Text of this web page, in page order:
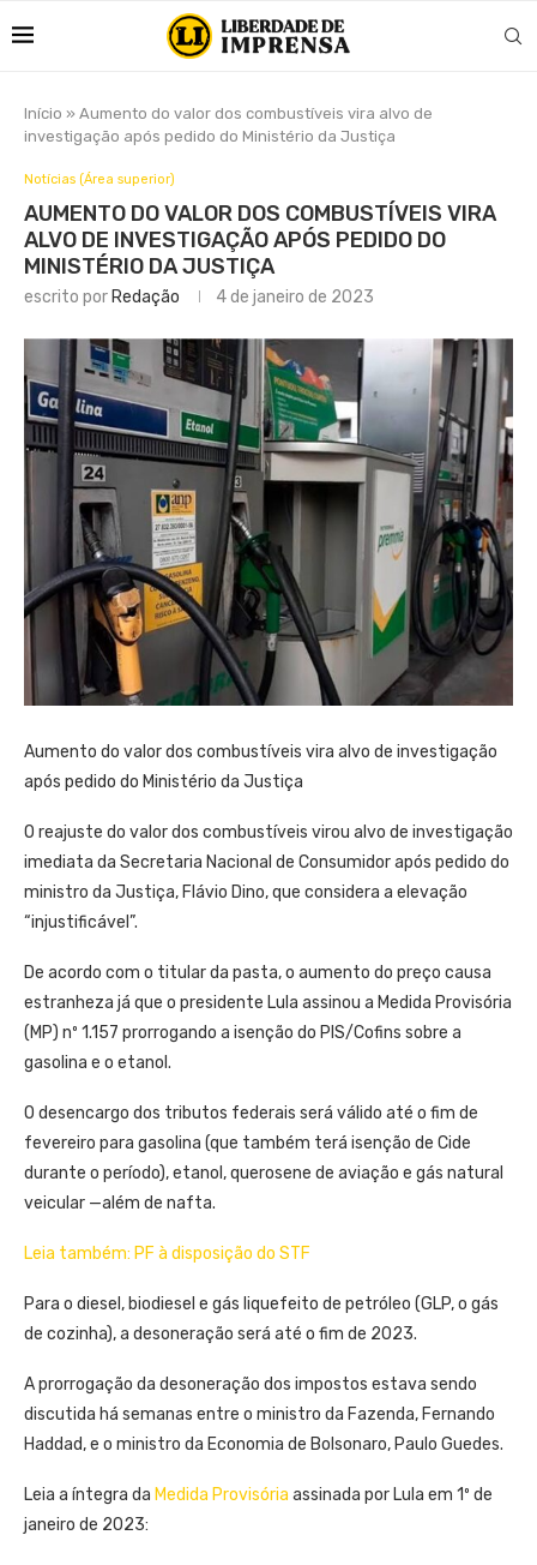
Início » Aumento do valor dos combustíveis vira alvo de
investigação após pedido do Ministério da Justiça
Notícias (Área superior)
AUMENTO DO VALOR DOS COMBUSTÍVEIS VIRA
ALVO DE INVESTIGAÇÃO APÓS PEDIDO DO
MINISTÉRIO DA JUSTIÇA
escrito por Redação 4 de janeiro de 2023
Aumento do valor dos combustíveis vira alvo de investigação
após pedido do Ministério da Justiça
O reajuste do valor dos combustíveis virou alvo de investigação
imediata da Secretaria Nacional de Consumidor após pedido do
ministro da Justiça, Flávio Dino, que considera a elevação
“injustificável”.
De acordo com o titular da pasta, o aumento do preço causa
estranheza já que o presidente Lula assinou a Medida Provisória
(MP) nº 1.157 prorrogando a isenção do PIS/Cofins sobre a
gasolina e o etanol.
O desencargo dos tributos federais será válido até o fim de
fevereiro para gasolina (que também terá isenção de Cide
durante o período), etanol, querosene de aviação e gás natural
veicular —além de nafta.
Leia também: PF à disposição do STF
Para o diesel, biodiesel e gás liquefeito de petróleo (GLP, o gás
de cozinha), a desoneração será até o fim de 2023.
A prorrogação da desoneração dos impostos estava sendo
discutida há semanas entre o ministro da Fazenda, Fernando
Haddad, e o ministro da Economia de Bolsonaro, Paulo Guedes.
Leia a íntegra da Medida Provisória assinada por Lula em 1º de
janeiro de 2023: